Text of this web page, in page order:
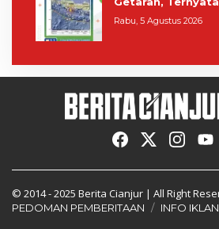
Berpusat di
Rabu, 5 Agustus 2026
© 2014 - 2025 Berita Cianjur | All Right
PEDOMAN PEMBERITAAN
INFO IKLAN